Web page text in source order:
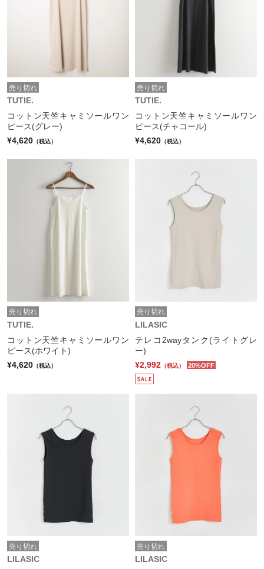
売り切れ
TUTIE.
コットン天竺キャミソールワン
ピース(グレー)
¥4,620 （税込）
売り切れ
TUTIE.
コットン天竺キャミソールワン
ピース(チャコール)
¥4,620 （税込）
売り切れ
TUTIE.
コットン天竺キャミソールワン
ピース(ホワイト)
¥4,620 （税込）
売り切れ
LILASIC
テレコ2wayタンク(ライトグレ
ー)
¥2,992 （税込） 20%OFF
売り切れ
LILASIC
売り切れ
LILASIC